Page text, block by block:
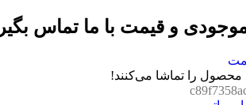
و قیمت با ما تماس
محصول را تماشا می‌کنند!